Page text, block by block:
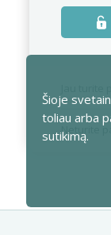
Neturite
Šioje
toliau arba
sutikimą.